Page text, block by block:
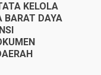
KELOLA
BARAT DAYA